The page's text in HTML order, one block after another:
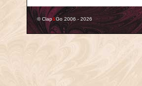
© Clap&Go 2006 - 2026